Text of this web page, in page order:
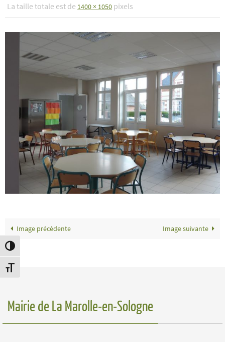
Passer en contraste élevé
Changer la taille de la police
La taille totale est de 1400 × 1050 pixels
Image précédente Image suivante
Mairie de La Marolle-en-Sologne